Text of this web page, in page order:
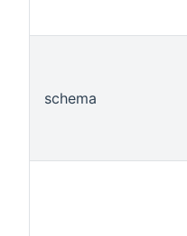
schema